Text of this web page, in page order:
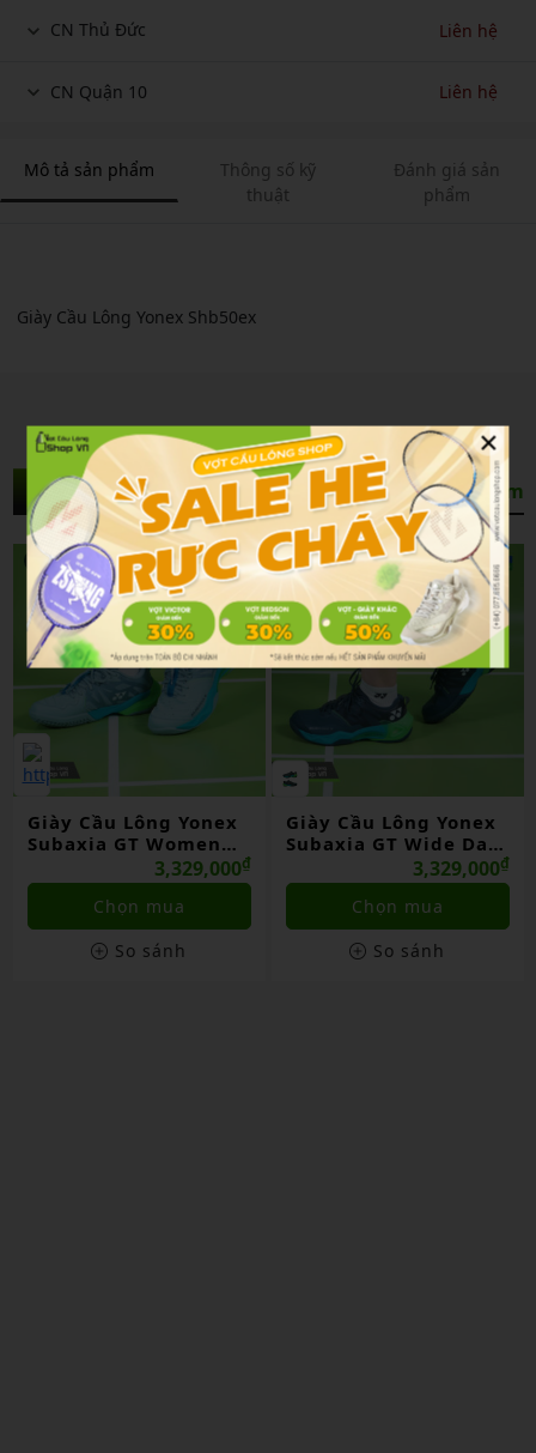
CN Thủ Đức Liên hệ
CN Quận 10 Liên hệ
Mô tả sản phẩm
Thông số kỹ
thuật
Đánh giá sản
phẩm
Giày Cầu Lông Yonex Shb50ex
Sản Phẩm Liên Quan Xem thêm
NEW
Giày Cầu Lông Yonex
Subaxia GT Women
Grayish Green Chính
Hãng
3,329,000₫
Chọn mua
So sánh
NEW
Giày Cầu Lông Yonex
Subaxia GT Wide Dark
Green Chính Hãng
3,329,000₫
Chọn mua
So sánh
×